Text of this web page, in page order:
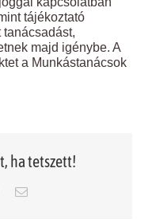
tájékoztató
majd igénybe. A
a Munkástanácsok
ha tetszett!
PinterestEmail